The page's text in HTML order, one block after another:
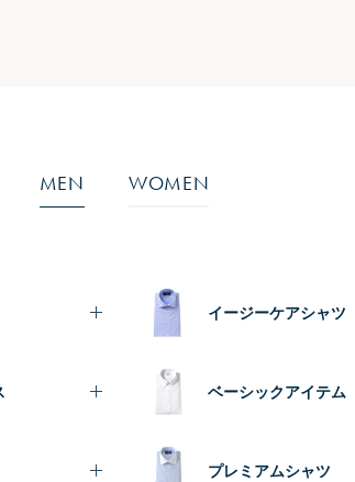
MEN WOMEN
イージーケアシャツ
ベーシックアイテム
プレミアムシャツ